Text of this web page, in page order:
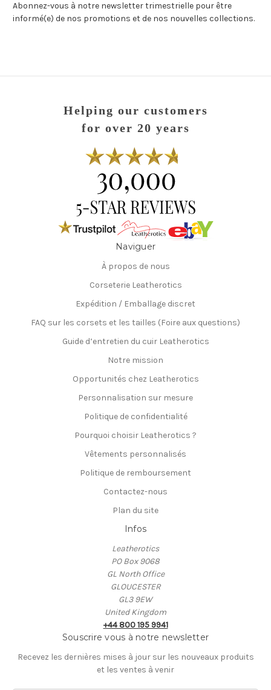
Abonnez-vous à notre newsletter trimestrielle pour être
informé(e) de nos promotions et de nos nouvelles collections.
Helping our customers
for over 20 years
Naviguer
À propos de nous
Corseterie Leatherotics
Expédition / Emballage discret
FAQ sur les corsets et les tailles (Foire aux questions)
Guide d’entretien du cuir Leatherotics
Notre mission
Opportunités chez Leatherotics
Personnalisation sur mesure
Politique de confidentialité
Pourquoi choisir Leatherotics ?
Vêtements personnalisés
Politique de remboursement
Contactez-nous
Plan du site
Infos
Leatherotics
PO Box 9068
GL North Office
GLOUCESTER
GL3 9EW
United Kingdom
+44 800 195 9941
Souscrire vous à notre newsletter
Recevez les dernières mises à jour sur les nouveaux produits
et les ventes à venir